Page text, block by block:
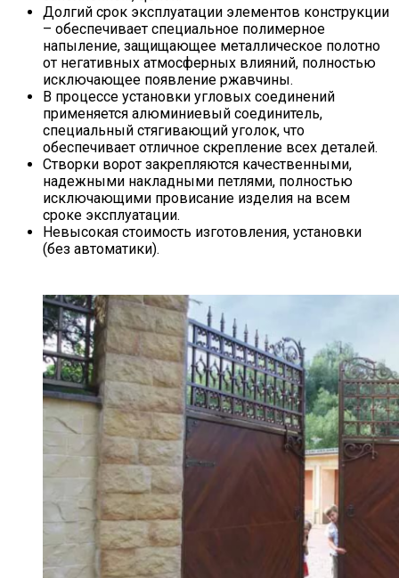
Долгий срок эксплуатации элементов конструкции
– обеспечивает специальное полимерное
напыление, защищающее металлическое полотно
от негативных атмосферных влияний, полностью
исключающее появление ржавчины.
В процессе установки угловых соединений
применяется алюминиевый соединитель,
специальный стягивающий уголок, что
обеспечивает отличное скрепление всех деталей.
Створки ворот закрепляются качественными,
надежными накладными петлями, полностью
исключающими провисание изделия на всем
сроке эксплуатации.
Невысокая стоимость изготовления, установки
(без автоматики).